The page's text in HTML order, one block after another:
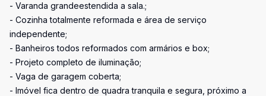
- Varanda grandeestendida a sala.;
- Cozinha totalmente reformada e área de serviço
independente;
- Banheiros todos reformados com armários e box;
- Projeto completo de iluminação;
- Vaga de garagem coberta;
- Imóvel fica dentro de quadra tranquila e segura, próximo a